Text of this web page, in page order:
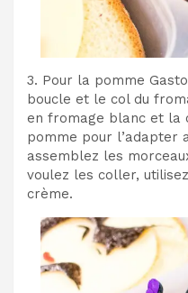
3. Pour la pomme
boucle et le col du
en fromage blanc et la
pomme pour l’adapter
assemblez les
voulez les coller,
crème.